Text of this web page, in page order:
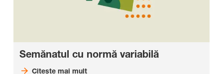
Semănatul cu normă variabilă
Citeşte mai mult